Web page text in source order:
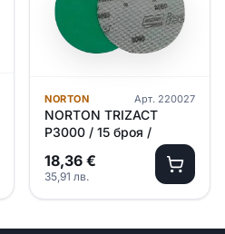
NORTON Арт. 220027
NORTON TRIZACT
P3000 / 15 броя /
18,36 €
35,91 лв.